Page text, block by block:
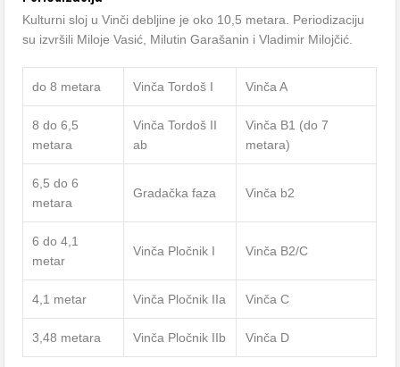
Kulturni sloj u Vinči debljine je oko 10,5 metara. Periodizaciju
su izvršili Miloje Vasić, Milutin Garašanin i Vladimir Milojčić.
do 8 metara Vinča Tordoš I Vinča A
8 do 6,5
metara
Vinča Tordoš II
ab
Vinča B1 (do 7
metara)
6,5 do 6
metara
Gradačka faza Vinča b2
6 do 4,1
metar
Vinča Pločnik I Vinča B2/C
4,1 metar Vinča Pločnik IIa Vinča C
3,48 metara Vinča Pločnik IIb Vinča D